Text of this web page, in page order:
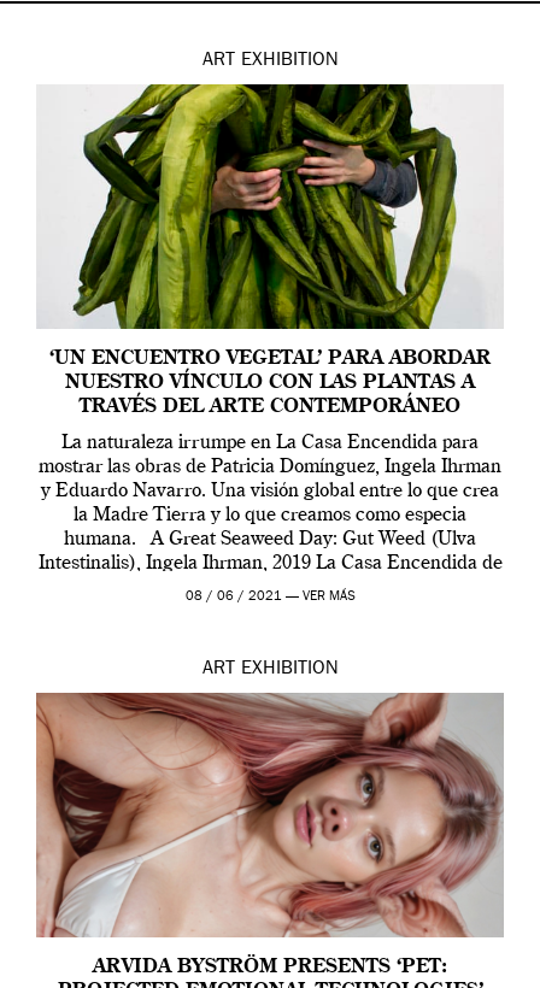
ART EXHIBITION
‘UN ENCUENTRO VEGETAL’ PARA ABORDAR
NUESTRO VÍNCULO CON LAS PLANTAS A
TRAVÉS DEL ARTE CONTEMPORÁNEO
La naturaleza irrumpe en La Casa Encendida para
mostrar las obras de Patricia Domínguez, Ingela Ihrman
y Eduardo Navarro. Una visión global entre lo que crea
la Madre Tierra y lo que creamos como especia
humana. A Great Seaweed Day: Gut Weed (Ulva
Intestinalis), Ingela Ihrman, 2019 La Casa Encendida de
Madrid y la Wellcome […]
08 / 06 / 2021 — VER MÁS
ART EXHIBITION
ARVIDA BYSTRÖM PRESENTS ‘PET: